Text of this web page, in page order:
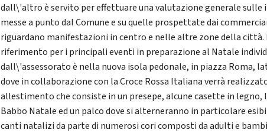
dall\'altro è servito per effettuare una valutazione generale sulle
messe a punto dal Comune e su quelle prospettate dai
riguardano manifestazioni in centro e nelle altre zone della città.
riferimento per i principali eventi in preparazione al Natale
dall\'assessorato è nella nuova isola pedonale, in piazza Roma,
dove in collaborazione con la Croce Rossa Italiana verrà
allestimento che consiste in un presepe, alcune casette in legno,
Babbo Natale ed un palco dove si alterneranno in particolare
canti natalizi da parte di numerosi cori composti da adulti e